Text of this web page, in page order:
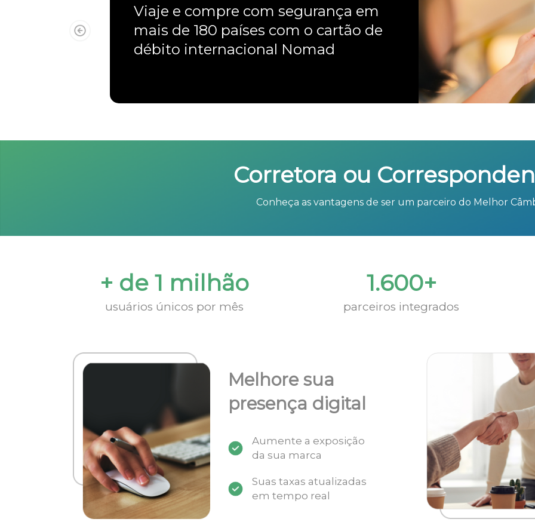
Viaje e compre com segurança em
mais de 180 países com o cartão de
débito internacional Nomad
Corretora ou
Conheça as vantagens de ser um parceiro do Melhor
+ de 1 milhão
usuários únicos por mês
1.600+
parceiros integrados
Melhore sua
presença digital
Aumente a exposição
da sua marca
Suas taxas atualizadas
em tempo real